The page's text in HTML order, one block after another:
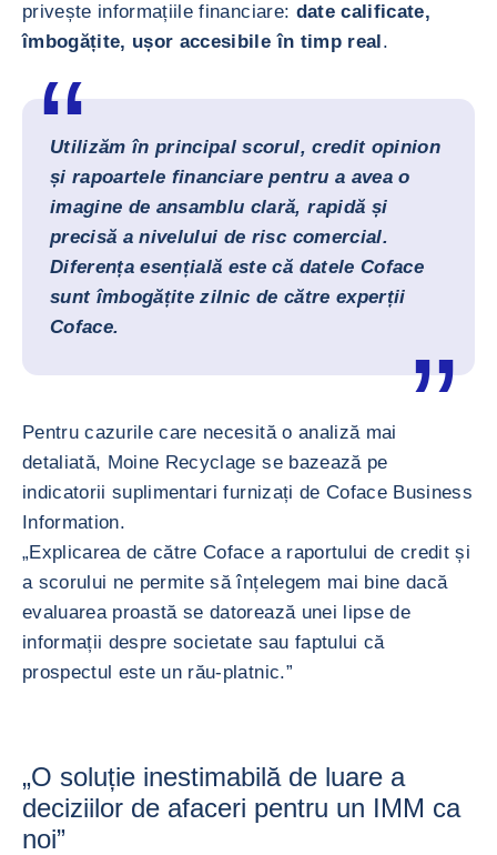
privește informațiile financiare: date calificate,
îmbogățite, ușor accesibile în timp real.
Utilizăm în principal scorul, credit opinion
și rapoartele financiare pentru a avea o
imagine de ansamblu clară, rapidă și
precisă a nivelului de risc comercial.
Diferența esențială este că datele Coface
sunt îmbogățite zilnic de către experții
Coface.
Pentru cazurile care necesită o analiză mai
detaliată, Moine Recyclage se bazează pe
indicatorii suplimentari furnizați de Coface Business
Information.
„Explicarea de către Coface a raportului de credit și
a scorului ne permite să înțelegem mai bine dacă
evaluarea proastă se datorează unei lipse de
informații despre societate sau faptului că
prospectul este un rău-platnic.”
„O soluție inestimabilă de luare a
deciziilor de afaceri pentru un IMM ca
noi”